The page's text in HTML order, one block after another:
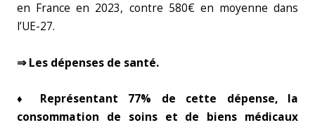
en France en 2023, contre 580€ en moyenne dans
l’UE-27.
⇒ Les dépenses de santé.
♦ Représentant 77% de cette dépense, la
consommation de soins et de biens médicaux